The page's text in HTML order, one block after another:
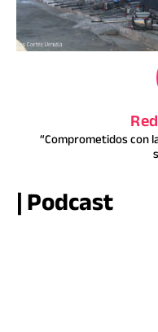
“Comprometidos con
| Podcast